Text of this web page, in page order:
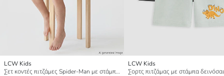
LCW Kids
Σετ κοντές πιτζάμες Spider-Man με στάμπα για αγόρια
LCW Kids